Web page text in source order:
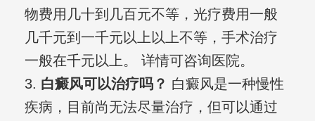
物费用几十到几百元不等，光疗费用一般
几千元到一千元以上以上不等，手术治疗
一般在千元以上。 详情可咨询医院。
3. 白癜风可以治疗吗？ 白癜风是一种慢性
疾病，目前尚无法尽量治疗，但可以通过